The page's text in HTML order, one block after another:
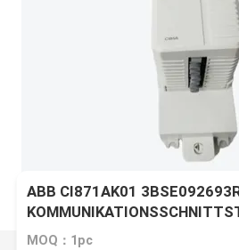
ABB CI871AK01
MOQ：1pc